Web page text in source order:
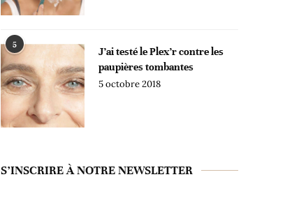
5
J’ai testé le Plex’r contre les
paupières tombantes
5 octobre 2018
S’INSCRIRE À NOTRE NEWSLETTER